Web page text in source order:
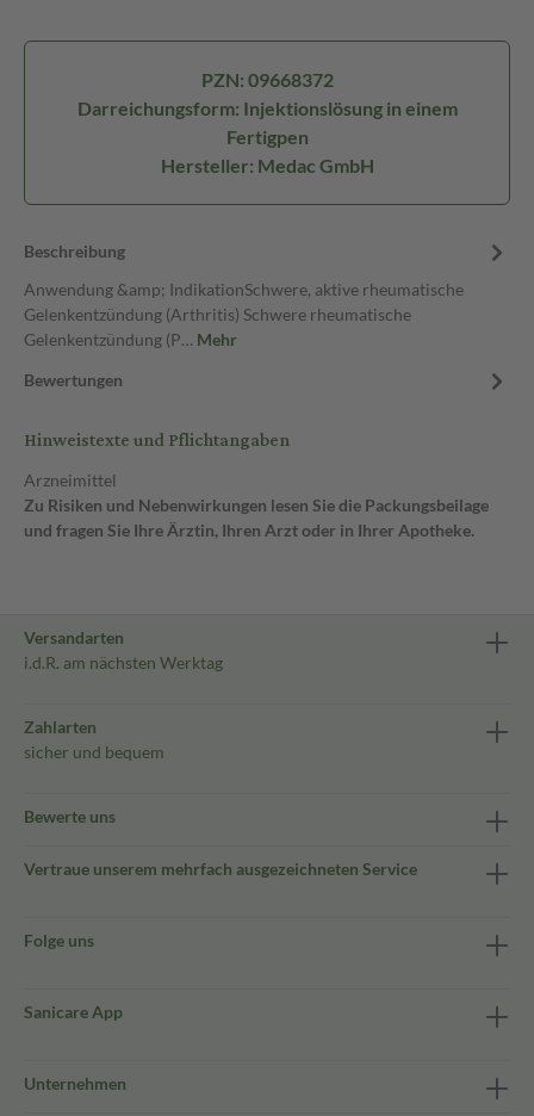
PZN: 09668372
Darreichungsform: Injektionslösung in einem
Fertigpen
Hersteller: Medac GmbH
Beschreibung
Anwendung &amp; IndikationSchwere, aktive rheumatische
Gelenkentzündung (Arthritis) Schwere rheumatische
Gelenkentzündung (P… Mehr
Bewertungen
Hinweistexte und Pflichtangaben
Arzneimittel
Zu Risiken und Nebenwirkungen lesen Sie die Packungsbeilage
und fragen Sie Ihre Ärztin, Ihren Arzt oder in Ihrer Apotheke.
Versandarten
i.d.R. am nächsten Werktag
Zahlarten
sicher und bequem
Bewerte uns
Vertraue unserem mehrfach ausgezeichneten Service
Folge uns
Sanicare App
Unternehmen